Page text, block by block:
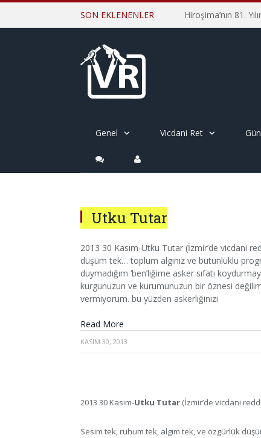
SON EKLENENLER
Genel Vicdani Ret
Utku Tutar
2013 30 Kasım-Utku Tutar (İzmir’de vicdani
düşüm tek… toplum algınız ve bütünlüklü
duymadığım ‘ben’liğime asker sıfatı
kurgunuzun ve kurumunuzun bir öznesi
vermiyorum. bu yüzden askerliğinizi
Read More
KASIM 30, 2013 ·
2013 30 Kasım-Utku Tutar (İzmir’de vicdani
Sesim tek, ruhum tek, algım tek, ve özgürlük